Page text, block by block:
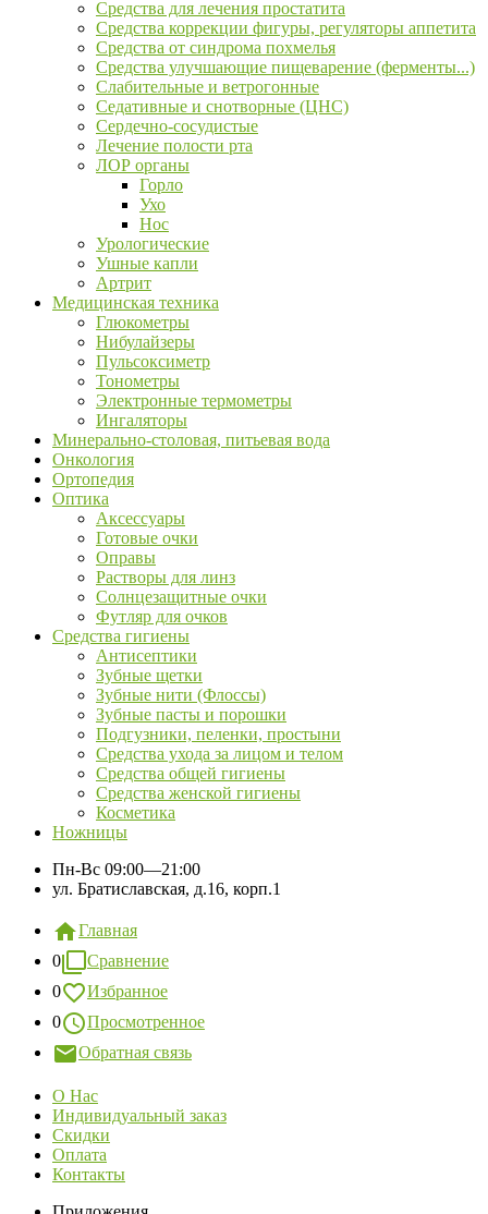
Средства для лечения простатита
Средства коррекции фигуры, регуляторы аппетита
Средства от синдрома похмелья
Средства улучшающие пищеварение (ферменты...)
Слабительные и ветрогонные
Седативные и снотворные (ЦНС)
Сердечно-сосудистые
Лечение полости рта
ЛОР органы
Горло
Ухо
Нос
Урологические
Ушные капли
Артрит
Медицинская техника
Глюкометры
Нибулайзеры
Пульсоксиметр
Тонометры
Электронные термометры
Ингаляторы
Минерально-столовая, питьевая вода
Онкология
Ортопедия
Оптика
Аксессуары
Готовые очки
Оправы
Растворы для линз
Солнцезащитные очки
Футляр для очков
Средства гигиены
Антисептики
Зубные щетки
Зубные нити (Флоссы)
Зубные пасты и порошки
Подгузники, пеленки, простыни
Средства ухода за лицом и телом
Средства общей гигиены
Средства женской гигиены
Косметика
Ножницы
Пн-Вс 09:00—21:00
ул. Братиславская, д.16, корп.1
Главная
0
Сравнение
0
Избранное
0
Просмотренное
Обратная связь
О Нас
Индивидуальный заказ
Скидки
Оплата
Контакты